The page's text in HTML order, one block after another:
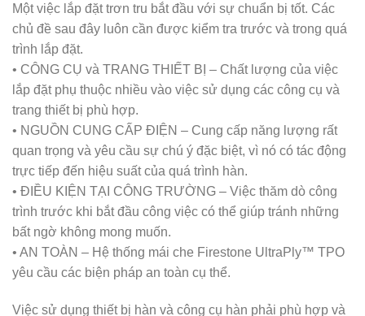
Một việc lắp đặt trơn tru bắt đầu với sự chuẩn bị tốt. Các
chủ đề sau đây luôn cần được kiểm tra trước và trong quá
trình lắp đặt.
• CÔNG CỤ và TRANG THIẾT BỊ – Chất lượng của việc
lắp đặt phụ thuộc nhiều vào việc sử dụng các công cụ và
trang thiết bị phù hợp.
• NGUỒN CUNG CẤP ĐIỆN – Cung cấp năng lượng rất
quan trọng và yêu cầu sự chú ý đặc biệt, vì nó có tác động
trực tiếp đến hiệu suất của quá trình hàn.
• ĐIỀU KIỆN TẠI CÔNG TRƯỜNG – Việc thăm dò công
trình trước khi bắt đầu công việc có thể giúp tránh những
bất ngờ không mong muốn.
• AN TOÀN – Hệ thống mái che Firestone UltraPly™ TPO
yêu cầu các biện pháp an toàn cụ thể.
Việc sử dụng thiết bị hàn và công cụ hàn phải phù hợp và